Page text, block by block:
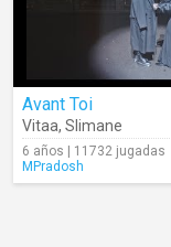
Avant Toi
Vitaa, Slimane
6 años | 11732 jugadas
MPradosh